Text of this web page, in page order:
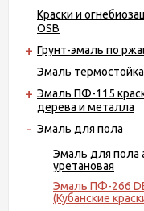
Краски и
OSB
Грунт-эмаль по
Эмаль
Эмаль ПФ-115
дерева и металла
Эмаль для пола
Эмаль для пола
уретановая
Эмаль ПФ-266
(Кубанские